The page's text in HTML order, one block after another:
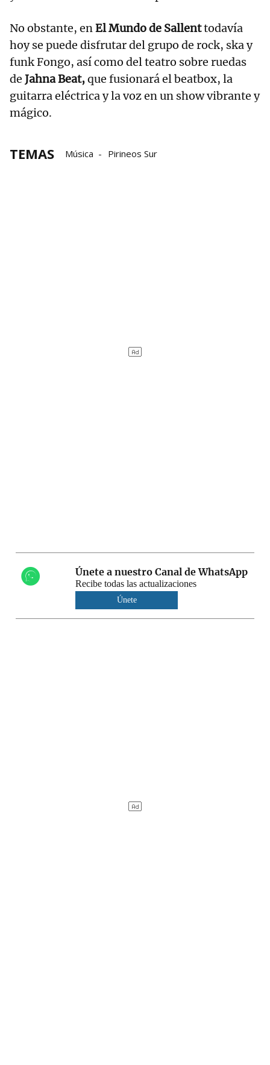
No obstante, enEl Mundo de Sallenttodavía
hoy se puede disfrutar del grupo de rock, ska y
funk Fongo, así como del teatro sobre ruedas
de Jahna Beat,que fusionará el beatbox, la
guitarra eléctrica y la voz en un show vibrante y
mágico.
TEMAS Música Pirineos Sur
Únete a nuestro Canal de WhatsApp
Recibe todas las actualizaciones
Únete